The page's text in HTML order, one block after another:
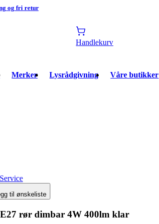
og fri retur
Handlekurv
Merker Lysrådgivning Våre butikker
til ønskeliste
rør dimbar 4W 400lm klar